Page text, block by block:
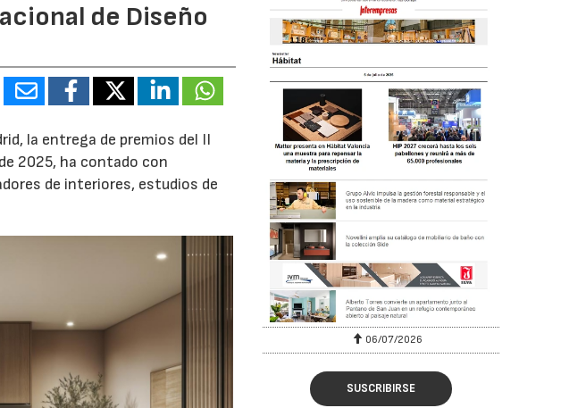
de Diseño
la entrega de premios del II
2025, ha contado con
de interiores, estudios de
06/07/2026
SUSCRIBIRSE